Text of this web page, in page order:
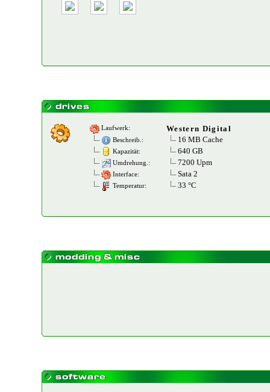
Laufwerk: Western Digital
Beschreib.: 16 MB Cache
Kapazität: 640 GB
Umdrehung.: 7200 Upm
Interface: Sata 2
Temperatur: 33 °C